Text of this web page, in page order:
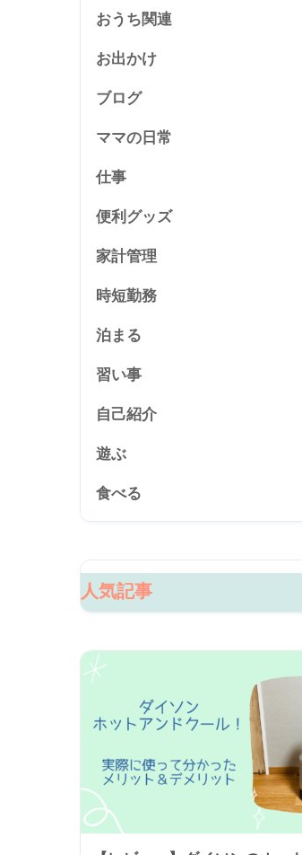
おうち関連
お出かけ
ブログ
ママの日常
仕事
便利グッズ
家計管理
時短勤務
泊まる
習い事
自己紹介
遊ぶ
食べる
人気記事